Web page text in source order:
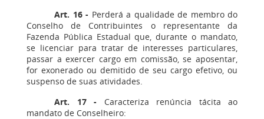
Art. 16 - Perderá a qualidade de membro do
Conselho de Contribuintes o representante da
Fazenda Pública Estadual que, durante o mandato,
se licenciar para tratar de interesses particulares,
passar a exercer cargo em comissão, se aposentar,
for exonerado ou demitido de seu cargo efetivo, ou
suspenso de suas atividades.
Art. 17- Caracteriza renúncia tácita ao
mandato de Conselheiro: